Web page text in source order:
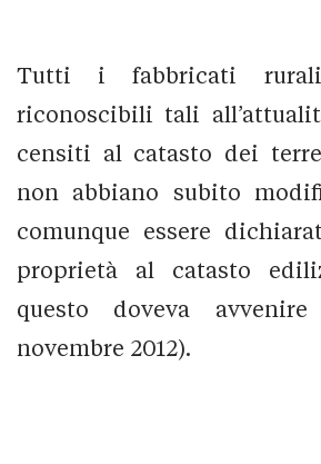
Tutti i fabbricati
riconoscibili tali
censiti al catasto dei
non abbiano subito
comunque essere
proprietà al catasto
questo doveva
novembre 2012).